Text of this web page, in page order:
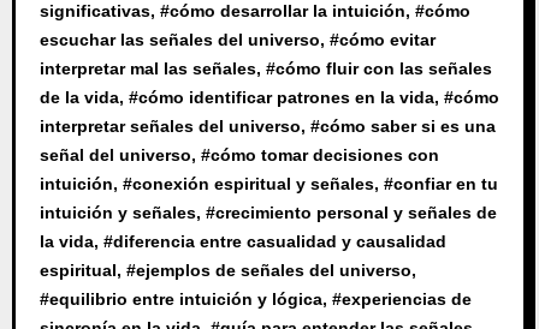
significativas, #cómo desarrollar la intuición, #cómo
escuchar las señales del universo, #cómo evitar
interpretar mal las señales, #cómo fluir con las señales
de la vida, #cómo identificar patrones en la vida, #cómo
interpretar señales del universo, #cómo saber si es una
señal del universo, #cómo tomar decisiones con
intuición, #conexión espiritual y señales, #confiar en tu
intuición y señales, #crecimiento personal y señales de
la vida, #diferencia entre casualidad y causalidad
espiritual, #ejemplos de señales del universo,
#equilibrio entre intuición y lógica, #experiencias de